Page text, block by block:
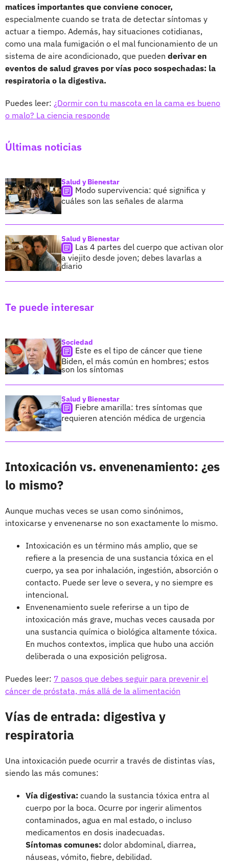
matices importantes que conviene conocer,
especialmente cuando se trata de detectar síntomas y
actuar a tiempo. Además, hay situaciones cotidianas,
como una mala fumigación o el mal funcionamiento de un
sistema de aire acondicionado, que pueden derivar en
eventos de salud graves por vías poco sospechadas: la
respiratoria o la digestiva.
Puedes leer: ¿Dormir con tu mascota en la cama es bueno
o malo? La ciencia responde
Últimas noticias
Salud y Bienestar
Modo supervivencia: qué significa y
cuáles son las señales de alarma
Salud y Bienestar
Las 4 partes del cuerpo que activan olor
a viejito desde joven; debes lavarlas a
diario
Te puede interesar
Sociedad
Este es el tipo de cáncer que tiene
Biden, el más común en hombres; estos
son los síntomas
Salud y Bienestar
Fiebre amarilla: tres síntomas que
requieren atención médica de urgencia
Intoxicación vs. envenenamiento: ¿es
lo mismo?
Aunque muchas veces se usan como sinónimos,
intoxicarse y envenenarse no son exactamente lo mismo.
Intoxicación es un término más amplio, que se
refiere a la presencia de una sustancia tóxica en el
cuerpo, ya sea por inhalación, ingestión, absorción o
contacto. Puede ser leve o severa, y no siempre es
intencional.
Envenenamiento suele referirse a un tipo de
intoxicación más grave, muchas veces causada por
una sustancia química o biológica altamente tóxica.
En muchos contextos, implica que hubo una acción
deliberada o una exposición peligrosa.
Puedes leer: 7 pasos que debes seguir para prevenir el
cáncer de próstata, más allá de la alimentación
Vías de entrada: digestiva y
respiratoria
Una intoxicación puede ocurrir a través de distintas vías,
siendo las más comunes:
Vía digestiva: cuando la sustancia tóxica entra al
cuerpo por la boca. Ocurre por ingerir alimentos
contaminados, agua en mal estado, o incluso
medicamentos en dosis inadecuadas.
Síntomas comunes: dolor abdominal, diarrea,
náuseas, vómito, fiebre, debilidad.